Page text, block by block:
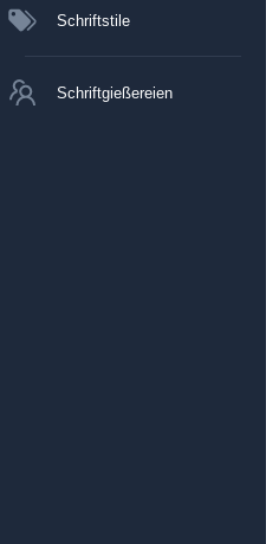
Schriftstile
Schriftgießereien